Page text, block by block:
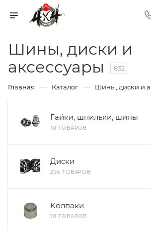
Шины, диски и
аксессуары
832
Главная — Каталог — Шины, диски и
Гайки, шпильки, шипы
10 ТОВАРОВ
Диски
295 ТОВАРОВ
Колпаки
10 ТОВАРОВ